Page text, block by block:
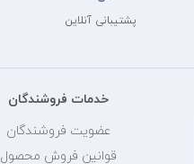
پشتیبانی آنلاین
خدمات فروشندگان
عضویت فروشندگان
قوانین فروش محصول